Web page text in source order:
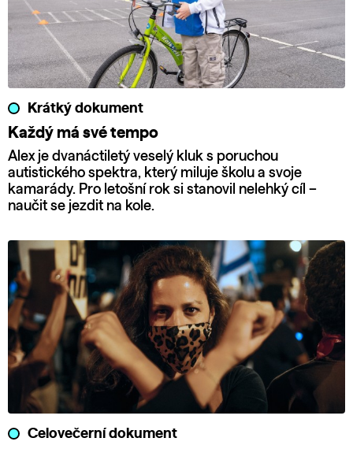
Krátký dokument
Každý má své tempo
Alex je dvanáctiletý veselý kluk s poruchou
autistického spektra, který miluje školu a svoje
kamarády. Pro letošní rok si stanovil nelehký cíl –
naučit se jezdit na kole.
Celovečerní dokument